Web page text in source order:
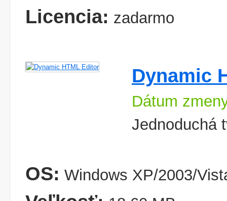
Licencia: zadarmo
Dynamic
Dátum
Jednoduchá
OS: Windows XP/2003/